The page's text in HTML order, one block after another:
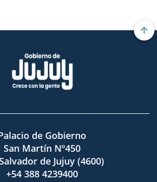
de Gobierno
San Martín Nº450
de Jujuy (4600)
+54 388 4239400